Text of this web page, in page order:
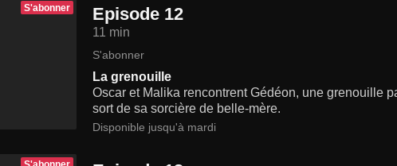
S'abonner Episode 12
11 min
S'abonner
La grenouille
Oscar et Malika rencontrent Gédéon, une grenouille
sort de sa sorcière de belle-mère.
Disponible jusqu'à mardi